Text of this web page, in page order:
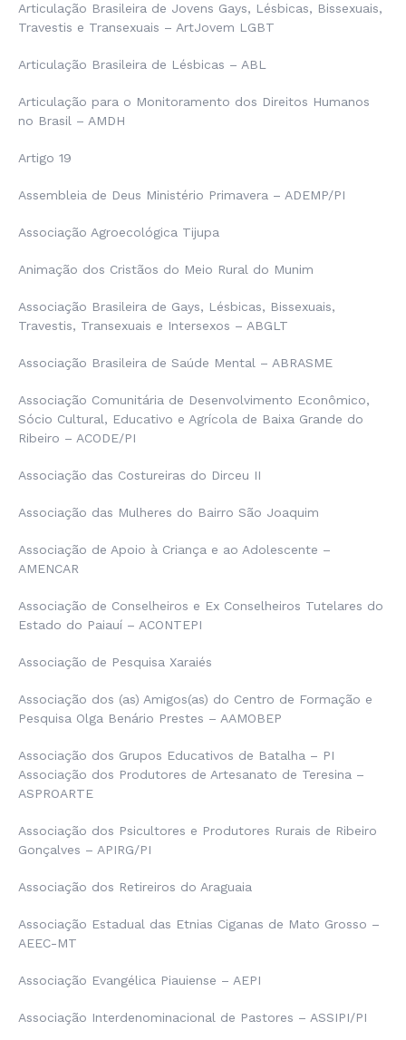
Articulação Brasileira de Jovens Gays, Lésbicas, Bissexuais,
Travestis e Transexuais – ArtJovem LGBT
Articulação Brasileira de Lésbicas – ABL
Articulação para o Monitoramento dos Direitos Humanos
no Brasil – AMDH
Artigo 19
Assembleia de Deus Ministério Primavera – ADEMP/PI
Associação Agroecológica Tijupa
Animação dos Cristãos do Meio Rural do Munim
Associação Brasileira de Gays, Lésbicas, Bissexuais,
Travestis, Transexuais e Intersexos – ABGLT
Associação Brasileira de Saúde Mental – ABRASME
Associação Comunitária de Desenvolvimento Econômico,
Sócio Cultural, Educativo e Agrícola de Baixa Grande do
Ribeiro – ACODE/PI
Associação das Costureiras do Dirceu II
Associação das Mulheres do Bairro São Joaquim
Associação de Apoio à Criança e ao Adolescente –
AMENCAR
Associação de Conselheiros e Ex Conselheiros Tutelares do
Estado do Paiauí – ACONTEPI
Associação de Pesquisa Xaraiés
Associação dos (as) Amigos(as) do Centro de Formação e
Pesquisa Olga Benário Prestes – AAMOBEP
Associação dos Grupos Educativos de Batalha – PI
Associação dos Produtores de Artesanato de Teresina –
ASPROARTE
Associação dos Psicultores e Produtores Rurais de Ribeiro
Gonçalves – APIRG/PI
Associação dos Retireiros do Araguaia
Associação Estadual das Etnias Ciganas de Mato Grosso –
AEEC-MT
Associação Evangélica Piauiense – AEPI
Associação Interdenominacional de Pastores – ASSIPI/PI